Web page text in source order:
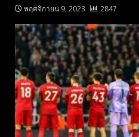
พฤศจิกายน 9, 2023 2847